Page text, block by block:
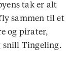
tak er alt
sammen til et
og pirater,
snill Tingeling.